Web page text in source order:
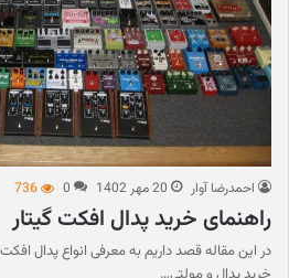
احمدرضا آوار 20 مهر 1402 0
736
راهنمای خرید پدال افکت گیتار
در این مقاله قصد داریم به معرفی انواع پدال افکت